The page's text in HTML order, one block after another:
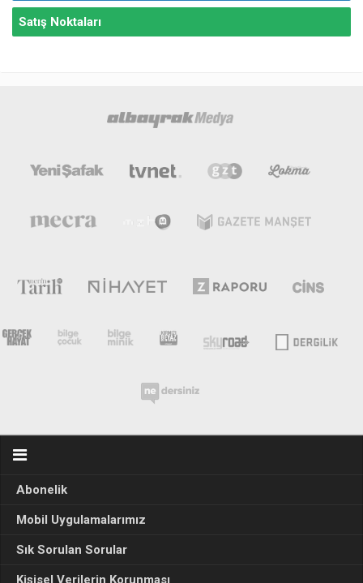
Satış Noktaları
Abonelik
Mobil Uygulamalarımız
Sık Sorulan Sorular
Kişisel Verilerin Korunması